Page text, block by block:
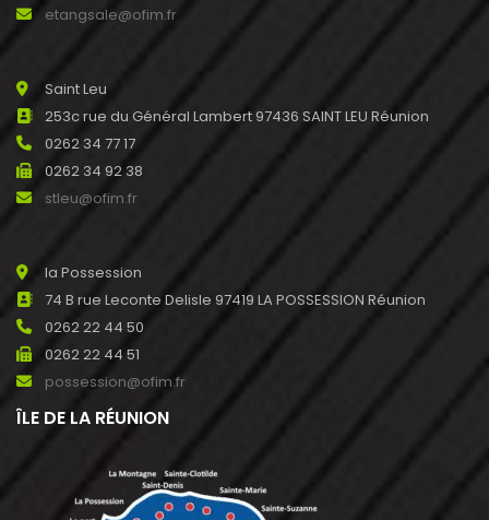
etangsale@ofim.fr
Saint Leu
253c rue du Général Lambert 97436 SAINT LEU Réunion
0262 34 77 17
0262 34 92 38
stleu@ofim.fr
la Possession
74 B rue Leconte Delisle 97419 LA POSSESSION Réunion
0262 22 44 50
0262 22 44 51
possession@ofim.fr
ÎLE DE LA RÉUNION